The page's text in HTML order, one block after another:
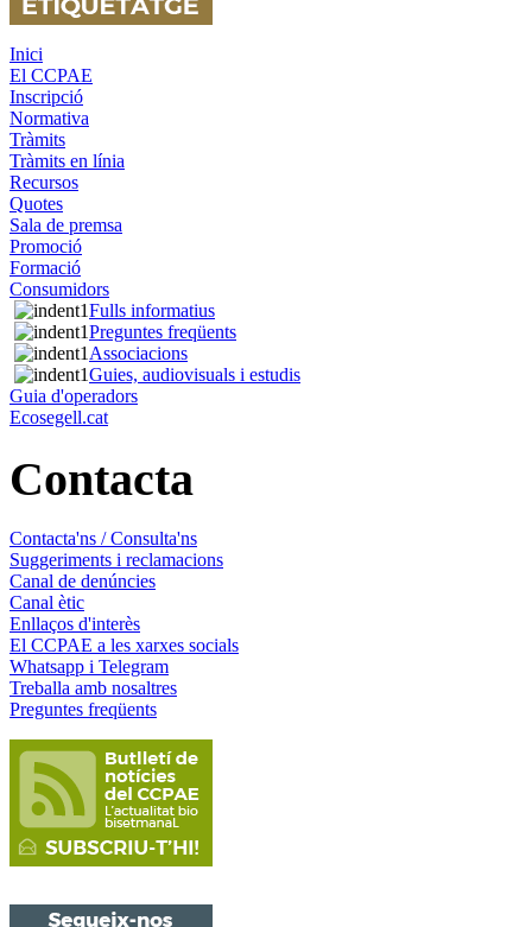
Inici
El CCPAE
Inscripció
Normativa
Tràmits
Tràmits en línia
Recursos
Quotes
Sala de premsa
Promoció
Formació
Consumidors
Fulls informatius
Preguntes freqüents
Associacions
Guies, audiovisuals i estudis
Guia d'operadors
Ecosegell.cat
Contacta
Contacta'ns / Consulta'ns
Suggeriments i reclamacions
Canal de denúncies
Canal ètic
Enllaços d'interès
El CCPAE a les xarxes socials
Whatsapp i Telegram
Treballa amb nosaltres
Preguntes freqüents